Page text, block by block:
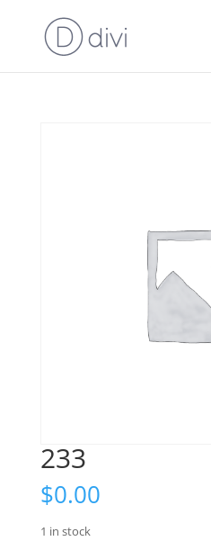
233
$0.00
1 in stock